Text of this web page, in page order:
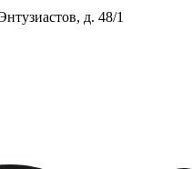
д. 48/1